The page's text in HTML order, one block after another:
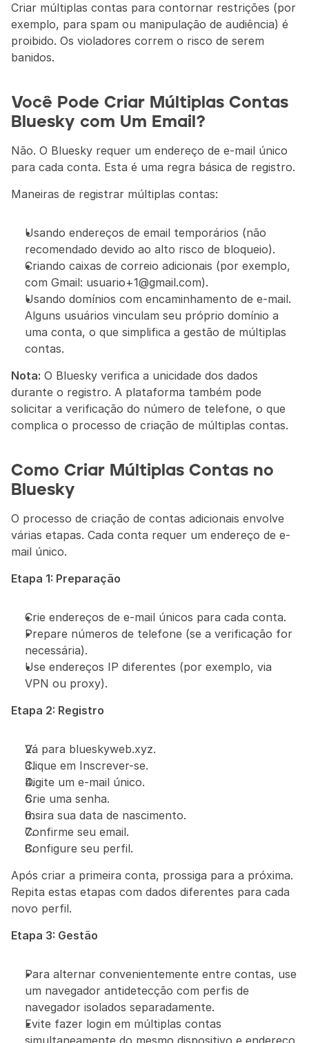
Criar múltiplas contas para contornar restrições (por
exemplo, para spam ou manipulação de audiência) é
proibido. Os violadores correm o risco de serem
banidos.
Você Pode Criar Múltiplas Contas
Bluesky com Um Email?
Não. O Bluesky requer um endereço de e-mail único
para cada conta. Esta é uma regra básica de registro.
Maneiras de registrar múltiplas contas:
Usando endereços de email temporários (não
recomendado devido ao alto risco de bloqueio).
Criando caixas de correio adicionais (por exemplo,
com Gmail: usuario+1@gmail.com).
Usando domínios com encaminhamento de e-mail.
Alguns usuários vinculam seu próprio domínio a
uma conta, o que simplifica a gestão de múltiplas
contas.
Nota: O Bluesky verifica a unicidade dos dados
durante o registro. A plataforma também pode
solicitar a verificação do número de telefone, o que
complica o processo de criação de múltiplas contas.
Como Criar Múltiplas Contas no
Bluesky
O processo de criação de contas adicionais envolve
várias etapas. Cada conta requer um endereço de e-
mail único.
Etapa 1: Preparação
Crie endereços de e-mail únicos para cada conta.
Prepare números de telefone (se a verificação for
necessária).
Use endereços IP diferentes (por exemplo, via
VPN ou proxy).
Etapa 2: Registro
Vá para blueskyweb.xyz.
Clique em Inscrever-se.
Digite um e-mail único.
Crie uma senha.
Insira sua data de nascimento.
Confirme seu email.
Configure seu perfil.
Após criar a primeira conta, prossiga para a próxima.
Repita estas etapas com dados diferentes para cada
novo perfil.
Etapa 3: Gestão
Para alternar convenientemente entre contas, use
um navegador antidetecção com perfis de
navegador isolados separadamente.
Evite fazer login em múltiplas contas
simultaneamente do mesmo dispositivo e endereço